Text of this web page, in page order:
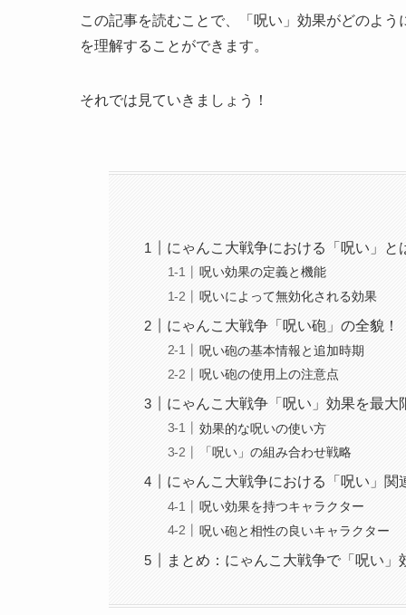
この記事を読むことで、「呪い」効果がどのよ
を理解することができます。
それでは見ていきましょう！
にゃんこ大戦争における「呪い」と
呪い効果の定義と機能
呪いによって無効化される効果
にゃんこ大戦争「呪い砲」の全貌！
呪い砲の基本情報と追加時期
呪い砲の使用上の注意点
にゃんこ大戦争「呪い」効果を最大
効果的な呪いの使い方
「呪い」の組み合わせ戦略
にゃんこ大戦争における「呪い」関
呪い効果を持つキャラクター
呪い砲と相性の良いキャラクター
まとめ：にゃんこ大戦争で「呪い